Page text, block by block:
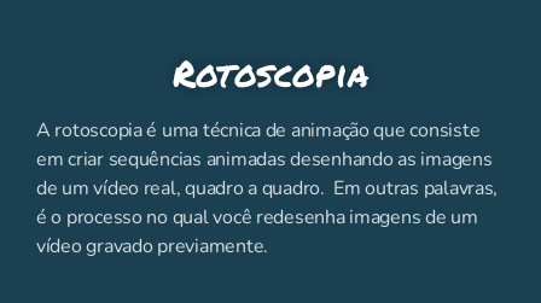
Rotoscopia
A rotoscopia é uma técnica de animação que consiste
em criar sequências animadas desenhando as imagens
de um vídeo real, quadro a quadro. Em outras palavras,
é o processo no qual você redesenha imagens de um
vídeo gravado previamente.